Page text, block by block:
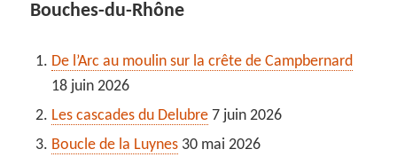
Bouches-du-Rhône
De l’Arc au moulin sur la crête de Campbernard
18 juin 2026
Les cascades du Delubre 7 juin 2026
Boucle de la Luynes 30 mai 2026